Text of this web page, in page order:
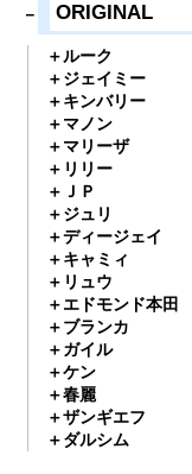
ORIGINAL
ルーク
ジェイミー
キンバリー
マノン
マリーザ
リリー
ＪＰ
ジュリ
ディージェイ
キャミィ
リュウ
エドモンド本田
ブランカ
ガイル
ケン
春麗
ザンギエフ
ダルシム